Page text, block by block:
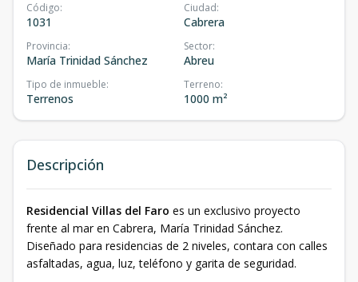
Código:
1031
Ciudad:
Cabrera
Provincia:
María Trinidad Sánchez
Sector:
Abreu
Tipo de inmueble:
Terrenos
Terreno:
1000 m²
Descripción
Residencial Villas del Faro es un exclusivo proyecto
frente al mar en Cabrera, María Trinidad Sánchez.
Diseñado para residencias de 2 niveles, contara con calles
asfaltadas, agua, luz, teléfono y garita de seguridad.